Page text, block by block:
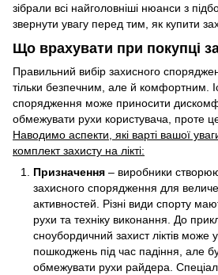
зібрали всі найголовніші нюанси з
звернути увагу перед тим, як купити
Що врахувати при покупці
Правильний вибір захисного
тільки безпечним, але й комфортним.
спорядження може приносити
обмежувати рухи користувача, проте
Наводимо аспекти, які варті вашої
комплект захисту на лікті:
Призначення – виробники
захисного спорядження для
активностей. Різні види спорту
рухи та техніку виконання. До
сноубордичний захист ліктів може
пошкоджень під час падіння, але
обмежувати рухи райдера.